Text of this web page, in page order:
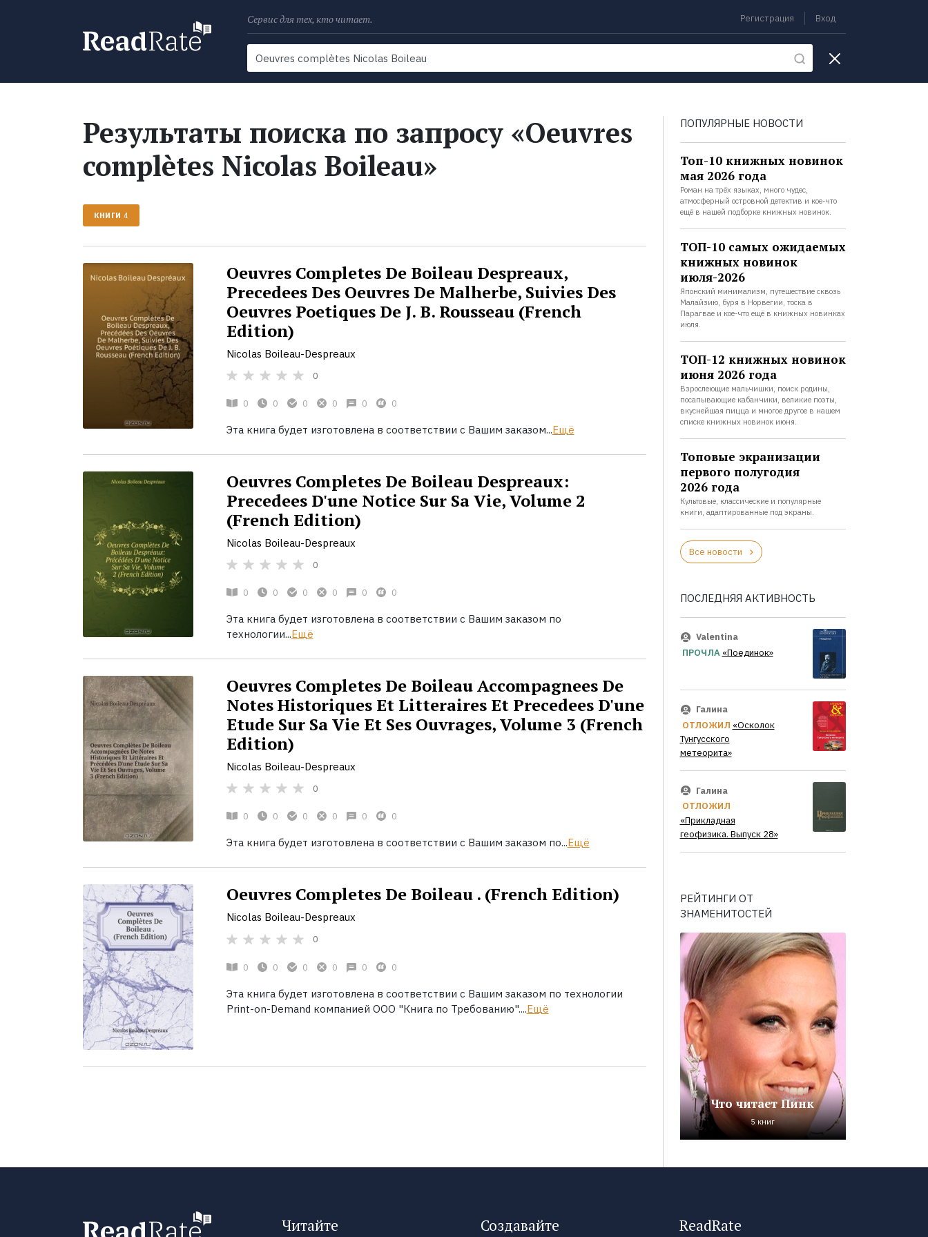
Сервис для тех, кто читает. Регистрация Вход
Поиск
Новости Рейтинги Книги
Результаты поиска по запросу «Oeuvres
complètes Nicolas Boileau»
КНИГИ 4
Oeuvres Completes De Boileau Despreaux,
Precedees Des Oeuvres De Malherbe, Suivies Des
Oeuvres Poetiques De J. B. Rousseau (French
Edition)
Nicolas Boileau-Despreaux
0
0 0 0 0 0 0
Эта книга будет изготовлена в соответствии с Вашим заказом...Ещё
Oeuvres Completes De Boileau Despreaux:
Precedees D'une Notice Sur Sa Vie, Volume 2
(French Edition)
Nicolas Boileau-Despreaux
0
0 0 0 0 0 0
Эта книга будет изготовлена в соответствии с Вашим заказом по
технологии...Ещё
Oeuvres Completes De Boileau Accompagnees De
Notes Historiques Et Litteraires Et Precedees D'une
Etude Sur Sa Vie Et Ses Ouvrages, Volume 3 (French
Edition)
Nicolas Boileau-Despreaux
0
0 0 0 0 0 0
Эта книга будет изготовлена в соответствии с Вашим заказом по...Ещё
Oeuvres Completes De Boileau . (French Edition)
Nicolas Boileau-Despreaux
0
0 0 0 0 0 0
Эта книга будет изготовлена в соответствии с Вашим заказом по технологии
Print-on-Demand компанией ООО "Книга по Требованию"....Ещё
ПОПУЛЯРНЫЕ НОВОСТИ
Топ-10 книжных новинок
мая 2026 года
Роман на трёх языках, много чудес,
атмосферный островной детектив и кое-что
ещё в нашей подборке книжных новинок.
ТОП-10 самых ожидаемых
книжных новинок
июля-2026
Японский минимализм, путешествие сквозь
Малайзию, буря в Норвегии, тоска в
Парагвае и кое-что ещё в книжных новинках
июля.
ТОП-12 книжных новинок
июня 2026 года
Взрослеющие мальчишки, поиск родины,
посапывающие кабанчики, великие поэты,
вкуснейшая пицца и многое другое в нашем
списке книжных новинок июня.
Топовые экранизации
первого полугодия
2026 года
Культовые, классические и популярные
книги, адаптированные под экраны.
Все новости
ПОСЛЕДНЯЯ АКТИВНОСТЬ
Valentina
ПРОЧЛА «Поединок»
Галина
ОТЛОЖИЛ «Осколок
Тунгусского
метеорита»
Галина
ОТЛОЖИЛ
«Прикладная
геофизика. Выпуск 28»
РЕЙТИНГИ ОТ
ЗНАМЕНИТОСТЕЙ
Что читает Пинк
5 книг
Читайте Создавайте ReadRate